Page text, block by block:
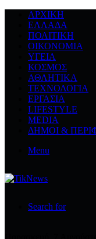
ΑΡΧΙΚΉ
ΕΛΛΆΔΑ
ΠΟΛΙΤΙΚΉ
ΟΙΚΟΝΟΜΊΑ
ΥΓΕΊΑ
ΚΌΣΜΟΣ
ΑΘΛΗΤΙΚΆ
ΤΕΧΝΟΛΟΓΙΆ
ΕΡΓΑΣΊΑ
LIFESTYLE
MEDIA
ΔΉΜΟΙ &
Menu
Search for